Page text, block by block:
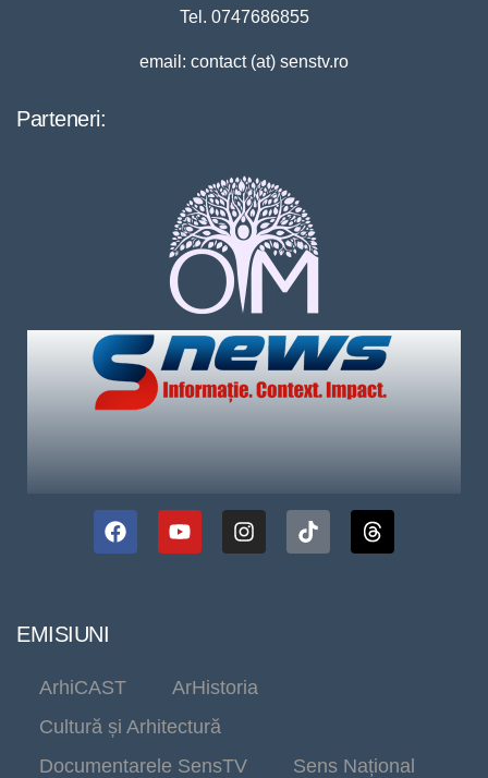
Tel. 0747686855
email: contact (at) senstv.ro
Parteneri:
EMISIUNI
ArhiCAST
ArHistoria
Cultură și Arhitectură
Documentarele SensTV
Sens Național